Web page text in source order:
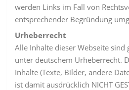
werden Links im Fall von
entsprechender Begründung
Urheberrecht
Alle Inhalte dieser Webseite sind
unter deutschem Urheberrecht.
Inhalte (Texte, Bilder, andere
ist damit ausdrücklich NICHT